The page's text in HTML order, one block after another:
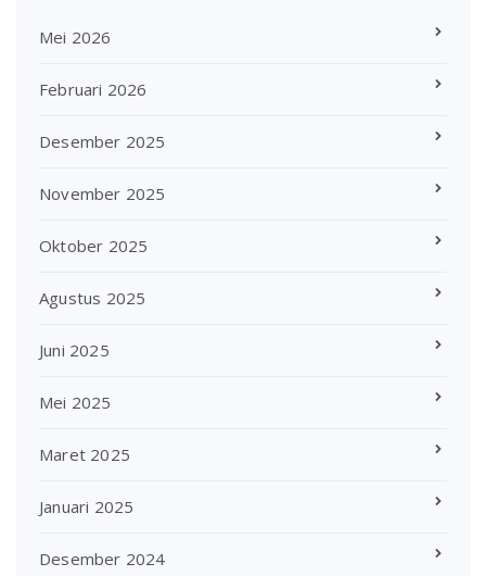
Mei 2026
Februari 2026
Desember 2025
November 2025
Oktober 2025
Agustus 2025
Juni 2025
Mei 2025
Maret 2025
Januari 2025
Desember 2024